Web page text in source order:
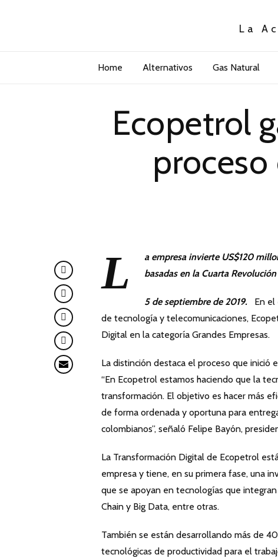
La
Home Alternativos Gas Natural
Ecopetrol
L
a empresa invierte US$120
basadas en la Cuarta
5 de septiembre de 2019. En el
de tecnología y telecomunicaciones,
Digital en la categoría Grandes Empresas.
La distinción destaca el proceso que inició
“En Ecopetrol estamos haciendo que la
transformación. El objetivo es hacer más
de forma ordenada y oportuna para
colombianos”, señaló Felipe Bayón,
La Transformación Digital de Ecopetrol
empresa y tiene, en su primera fase, una
que se apoyan en tecnologías que
Chain y Big Data, entre otras.
También se están desarrollando más de
tecnológicas de productividad para el